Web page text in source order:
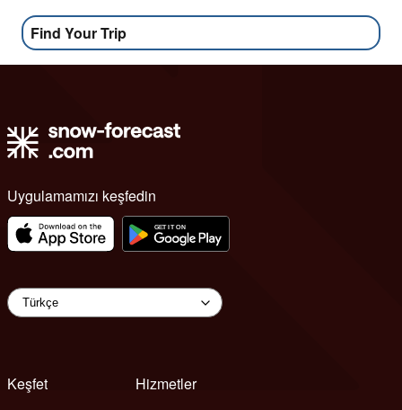
Find Your Trip
Uygulamamızı keşfedin
Keşfet
Hizmetler